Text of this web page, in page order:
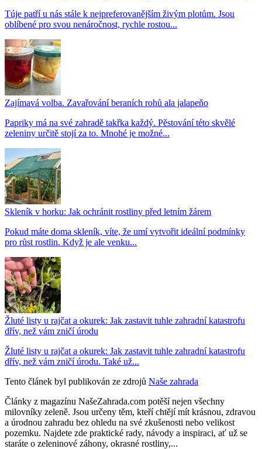
Túje patří u nás stále k nejpreferovanějším živým plotům. Jsou
oblíbené pro svou nenáročnost, rychle rostou...
Zajímavá volba. Zavařování beraních rohů ala jalapeňo
Papriky má na své zahradě takřka každý. Pěstování této skvělé
zeleniny určitě stojí za to. Mnohé je možné...
Skleník v horku: Jak ochránit rostliny před letním žárem
Pokud máte doma skleník, víte, že umí vytvořit ideální podmínky
pro růst rostlin. Když je ale venku...
Žluté listy u rajčat a okurek: Jak zastavit tuhle zahradní katastrofu
dřív, než vám zničí úrodu
Žluté listy u rajčat a okurek: Jak zastavit tuhle zahradní katastrofu
dřív, než vám zničí úrodu. Také už...
Tento článek byl publikován ze zdrojů Naše zahrada
Články z magazínu NašeZahrada.com potěší nejen všechny
milovníky zeleně. Jsou určeny těm, kteří chtějí mít krásnou, zdravou
a úrodnou zahradu bez ohledu na své zkušenosti nebo velikost
pozemku. Najdete zde praktické rady, návody a inspiraci, ať už se
staráte o zeleninové záhony, okrasné rostliny,...